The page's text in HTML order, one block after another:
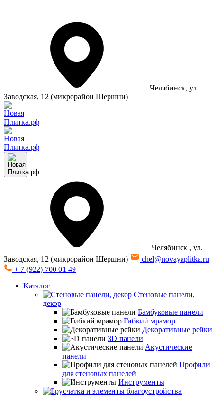
Челябинск, ул.
Заводская, 12 (микрорайон Шершни)
Челябинск , ул.
Заводская, 12 (микрорайон Шершни)
chel@novayaplitka.ru
+ 7 (922) 700 01 49
Каталог
Стеновые панели,
декор
Бамбуковые панели
Гибкий мрамор
Декоративные рейки
3D панели
Акустические
панели
Профили
для стеновых панелей
Инструменты